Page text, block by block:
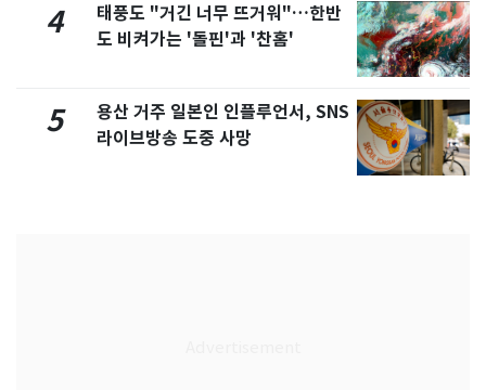
4
태풍도 "거긴 너무 뜨거워"…한반
도 비켜가는 '돌핀'과 '찬홈'
5
용산 거주 일본인 인플루언서, SNS
라이브방송 도중 사망